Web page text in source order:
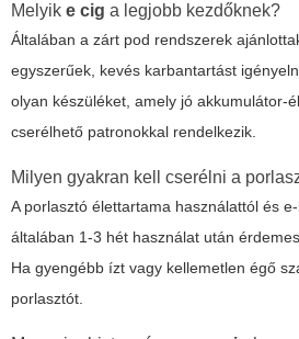
Melyik e cig a legjobb kezdőknek?
Általában a zárt pod rendszerek
egyszerűek, kevés karbantartást
olyan készüléket, amely jó akkumulátor-
cserélhető patronokkal rendelkezik.
Milyen gyakran kell cserélni a
A porlasztó élettartama használattól és
általában 1-3 hét használat után
Ha gyengébb ízt vagy kellemetlen égő
porlasztót.